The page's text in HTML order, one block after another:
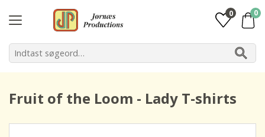
0 0
Fruit of the Loom - Lady T-shirts